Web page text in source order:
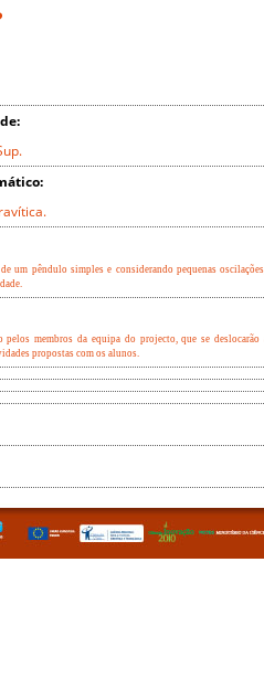
um pêndulo simples e considerando pequenas
pelos membros da equipa do projecto, que se
propostas com os alunos.